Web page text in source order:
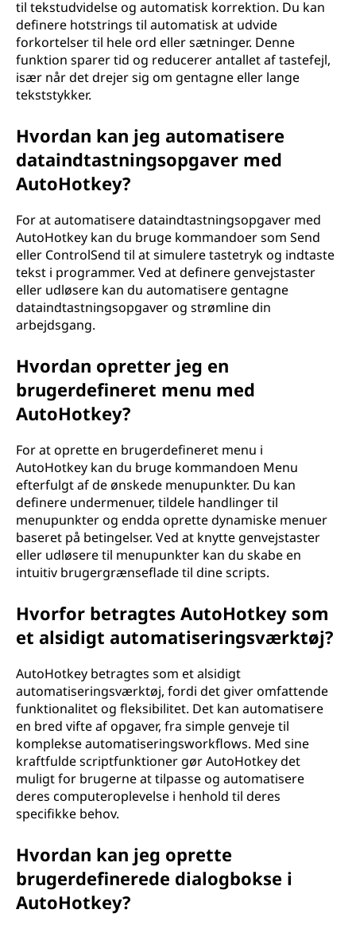
til tekstudvidelse og automatisk korrektion. Du kan
definere hotstrings til automatisk at udvide
forkortelser til hele ord eller sætninger. Denne
funktion sparer tid og reducerer antallet af tastefejl,
især når det drejer sig om gentagne eller lange
tekststykker.
Hvordan kan jeg automatisere
dataindtastningsopgaver med
AutoHotkey?
For at automatisere dataindtastningsopgaver med
AutoHotkey kan du bruge kommandoer som Send
eller ControlSend til at simulere tastetryk og indtaste
tekst i programmer. Ved at definere genvejstaster
eller udløsere kan du automatisere gentagne
dataindtastningsopgaver og strømline din
arbejdsgang.
Hvordan opretter jeg en
brugerdefineret menu med
AutoHotkey?
For at oprette en brugerdefineret menu i
AutoHotkey kan du bruge kommandoen Menu
efterfulgt af de ønskede menupunkter. Du kan
definere undermenuer, tildele handlinger til
menupunkter og endda oprette dynamiske menuer
baseret på betingelser. Ved at knytte genvejstaster
eller udløsere til menupunkter kan du skabe en
intuitiv brugergrænseflade til dine scripts.
Hvorfor betragtes AutoHotkey som
et alsidigt automatiseringsværktøj?
AutoHotkey betragtes som et alsidigt
automatiseringsværktøj, fordi det giver omfattende
funktionalitet og fleksibilitet. Det kan automatisere
en bred vifte af opgaver, fra simple genveje til
komplekse automatiseringsworkflows. Med sine
kraftfulde scriptfunktioner gør AutoHotkey det
muligt for brugerne at tilpasse og automatisere
deres computeroplevelse i henhold til deres
specifikke behov.
Hvordan kan jeg oprette
brugerdefinerede dialogbokse i
AutoHotkey?